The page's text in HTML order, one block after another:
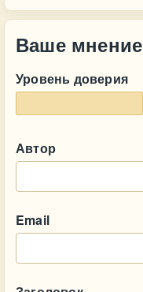
Ваше мнение
Уровень доверия
Автор
Email